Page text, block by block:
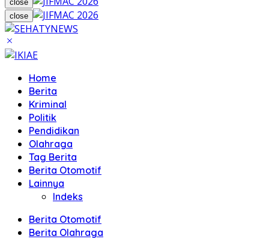
close
close
Home
Berita
Kriminal
Politik
Pendidikan
Olahraga
Tag Berita
Berita Otomotif
Lainnya
Indeks
Berita Otomotif
Berita Olahraga